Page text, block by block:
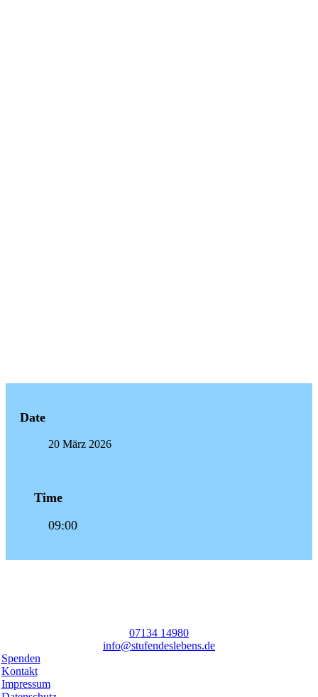
Date
20 März 2026
Time
09:00
07134 14980
info@stufendeslebens.de
Spenden
Kontakt
Impressum